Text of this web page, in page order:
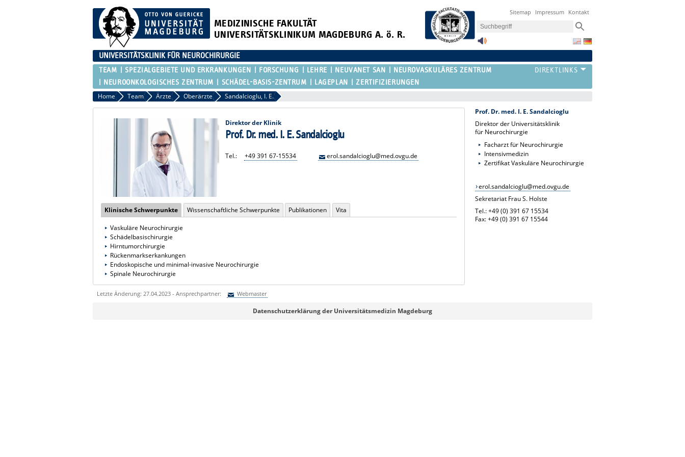
MEDIZINISCHE FAKULTÄT
UNIVERSITÄTSKLINIKUM MAGDEBURG A. ö. R.
Sitemap Impressum Kontakt
UNIVERSITÄTSKLINIK FÜR NEUROCHIRURGIE
TEAM SPEZIALGEBIETE UND ERKRANKUNGEN FORSCHUNG LEHRE NEUVANET SAN
NEUROVASKULÄRES ZENTRUM
NEUROONKOLOGISCHES ZENTRUM
SCHÄDEL-BASIS-ZENTRUM LAGEPLAN ZERTIFIZIERUNGEN
Home Team Ärzte Oberärzte Sandalcioglu, I. E.
Direktor der Klinik
Prof. Dr. med. I. E. Sandalcioglu
Tel.: +49 391 67-15534 erol.sandalcioglu@med.ovgu.de
Klinische Schwerpunkte Wissenschaftliche Schwerpunkte Publikationen Vita
Vaskuläre Neurochirurgie
Schädelbasischirurgie
Hirntumorchirurgie
Rückenmarkserkankungen
Endoskopische und minimal-invasive Neurochirurgie
Spinale Neurochirurgie
Prof. Dr. med. I. E. Sandalcioglu
Direktor der Universitätsklinik
für Neurochirurgie
Facharzt für Neurochirurgie
Intensivmedizin
Zertifikat Vaskuläre Neurochirurgie
erol.sandalcioglu@med.ovgu.de
Sekretariat Frau S. Holste
Tel.: +49 (0) 391 67 15534
Fax: +49 (0) 391 67 15544
Letzte Änderung: 27.04.2023 - Ansprechpartner: Webmaster
WebmasterDatenschutzerklärung der Universitätsmedizin Magdeburg